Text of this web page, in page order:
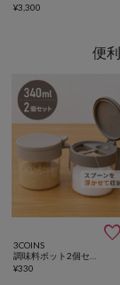
¥3,300
便

3COINS
¥330